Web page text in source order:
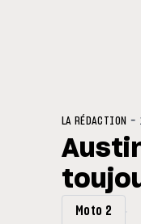
LA RÉDACTION -
Moto 2